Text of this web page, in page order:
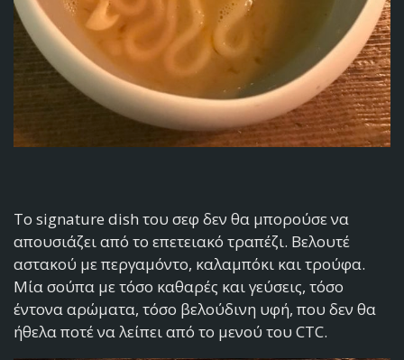
Το signature dish του σεφ δεν θα μπορούσε να
απουσιάζει από το επετειακό τραπέζι. Βελουτέ
αστακού με περγαμόντο, καλαμπόκι και τρούφα.
Μία σούπα με τόσο καθαρές και γεύσεις, τόσο
έντονα αρώματα, τόσο βελούδινη υφή, που δεν θα
ήθελα ποτέ να λείπει από το μενού του CTC.